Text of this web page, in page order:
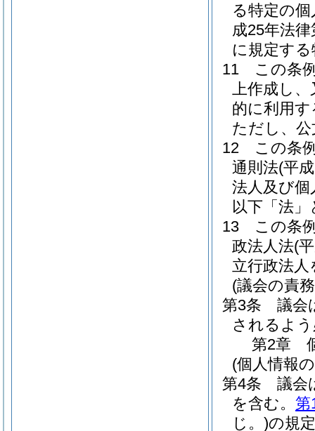
る特定の
成25年法
に規定す
11
この条
上作成し
的に利用
ただし、
12
この条
通則法(平
法人及び
以下「法
13
この条
政法人法(
立行政法
(議会の責
第3条
議会
されるよ
第2章
(個人情報
第4条
議会
を含む。 第
じ。)の規